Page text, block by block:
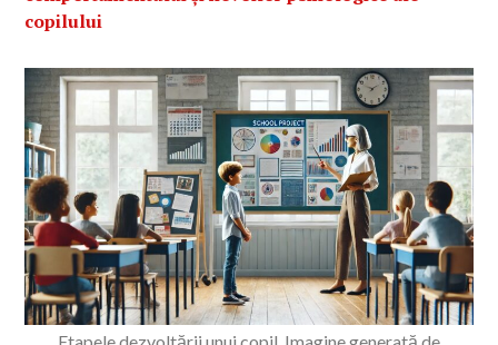
copilului